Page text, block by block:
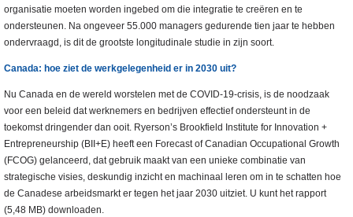
organisatie moeten worden ingebed om die integratie te creëren en te
ondersteunen. Na ongeveer 55.000 managers gedurende tien jaar te hebben
ondervraagd, is dit de grootste longitudinale studie in zijn soort.
Canada: hoe ziet de werkgelegenheid er in 2030 uit?
Nu Canada en de wereld worstelen met de COVID-19-crisis, is de noodzaak
voor een beleid dat werknemers en bedrijven effectief ondersteunt in de
toekomst dringender dan ooit. Ryerson’s Brookfield Institute for Innovation +
Entrepreneurship (BII+E) heeft een Forecast of Canadian Occupational Growth
(FCOG) gelanceerd, dat gebruik maakt van een unieke combinatie van
strategische visies, deskundig inzicht en machinaal leren om in te schatten hoe
de Canadese arbeidsmarkt er tegen het jaar 2030 uitziet. U kunt het rapport
(5,48 MB) downloaden.